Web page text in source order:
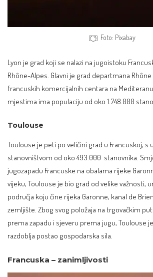
Foto: Pixabay
Lyon je grad koji se nalazi na jugoistoku
Rhône-Alpes. Glavni je grad departmana
francuskih komercijalnih centara na
mjestima ima populaciju od oko 1.748.000
Toulouse
Toulouse je peti po veličini grad u Francuskoj, s
stanovništvom od oko 493.000 stanovnika.
jugozapadu Francuske na obalama rijeke
vijeku, Toulouse je bio grad od velike važnosti,
područja koju čine rijeka Garonne, kanal de
zemljište. Zbog svog položaja na trgovačkim
prema zapadu i sjeveru prema jugu, Toulouse
razdoblja postao gospodarska sila.
Francuska – zanimljivosti